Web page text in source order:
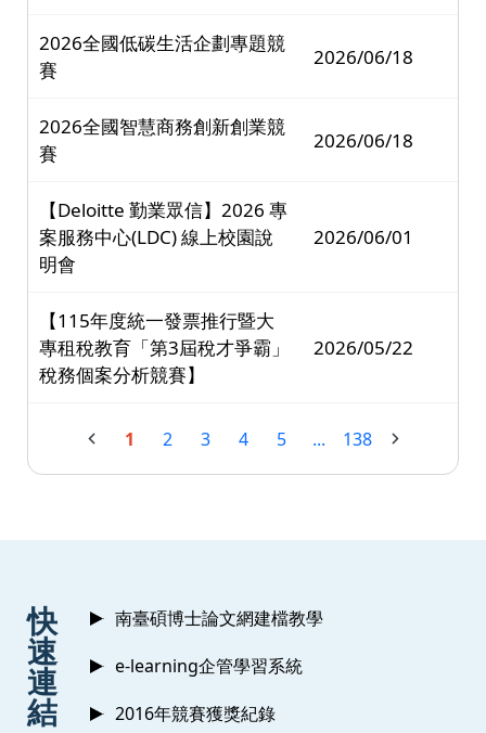
2026全國低碳生活企劃專題競
賽
2026/06/18
2026全國智慧商務創新創業競
賽
2026/06/18
【Deloitte 勤業眾信】2026 專
案服務中心(LDC) 線上校園說
明會
2026/06/01
【115年度統一發票推行暨大
專租稅教育「第3屆稅才爭霸」
稅務個案分析競賽】
2026/05/22
1 2 3 4 5 ... 138
快
速
連
結
南臺碩博士論文網建檔教學
e-learning企管學習系統
2016年競賽獲獎紀錄